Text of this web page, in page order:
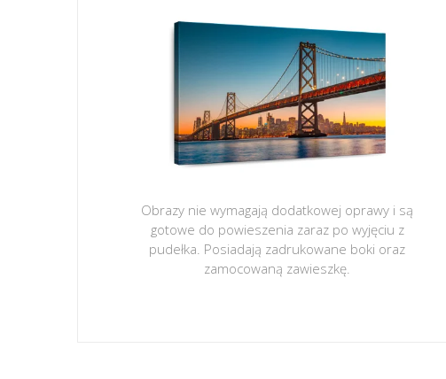
Obrazy nie wymagają dodatkowej oprawy i są
gotowe do powieszenia zaraz po wyjęciu z
pudełka. Posiadają zadrukowane boki oraz
zamocowaną zawieszkę.